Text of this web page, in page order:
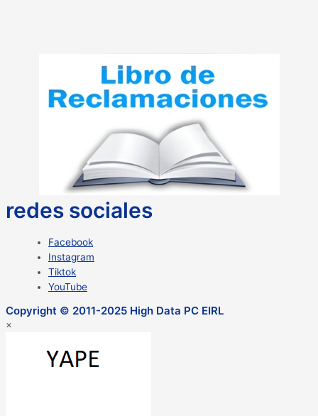
redes sociales
Facebook
Instagram
Tiktok
YouTube
Copyright © 2011-2025 High Data PC EIRL
×